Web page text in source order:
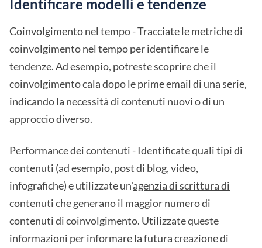
Identificare modelli e tendenze
Coinvolgimento nel tempo - Tracciate le metriche di
coinvolgimento nel tempo per identificare le
tendenze. Ad esempio, potreste scoprire che il
coinvolgimento cala dopo le prime email di una serie,
indicando la necessità di contenuti nuovi o di un
approccio diverso.
Performance dei contenuti - Identificate quali tipi di
contenuti (ad esempio, post di blog, video,
infografiche) e utilizzate un'agenzia di scrittura di
contenutiche generano il maggior numero di
contenuti di coinvolgimento. Utilizzate queste
informazioni per informare la futura creazione di